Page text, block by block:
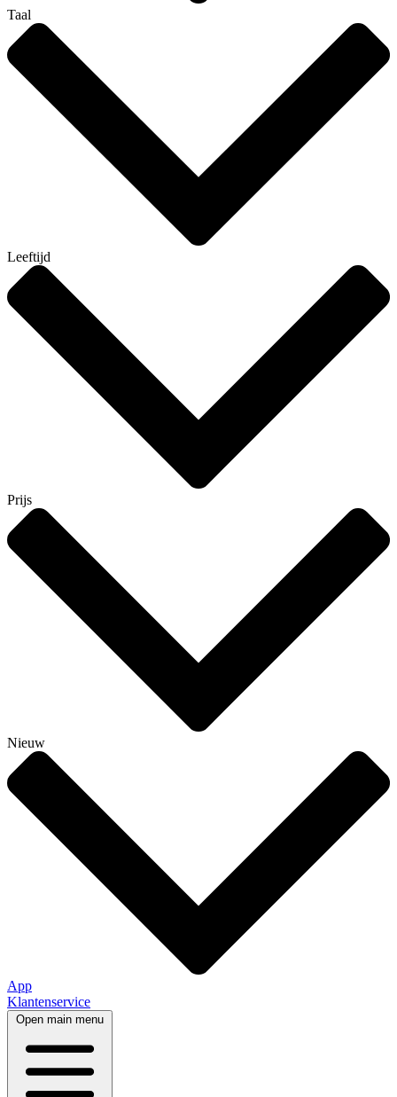
Taal
Leeftijd
Prijs
Nieuw
App
Klantenservice
Open main menu